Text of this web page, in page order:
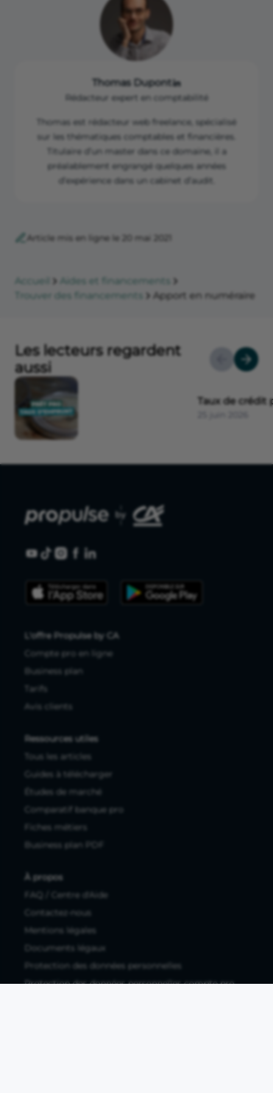
Thomas Dupont
Rédacteur expert en comptabilité
Thomas est rédacteur web freelance, spécialisé
sur les thématiques comptables et financières.
Titulaire d’un master dans ce domaine, il a
préalablement engrangé quelques années
d’expérience dans un cabinet d’audit.
Article mis en ligne le 20 mai 2021
Accueil
Aides et financements
Trouver des financements
Apport en numéraire
Les lecteurs regardent
aussi
Taux de crédit
L'offre Propulse by CA
Compte pro en ligne
Business plan
Tarifs
Avis clients
Ressources utiles
Tous les articles
Guides à télécharger
Études de marché
Comparatif banque pro
Fiches métiers
Business plan PDF
À propos
FAQ / Centre d'Aide
Contactez-nous
Mentions légales
Documents légaux
Protection des données personnelles
Protection des données personnelles compte pro